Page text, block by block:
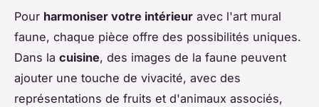
Pour harmoniser votre intérieur avec l'art mural
faune, chaque pièce offre des possibilités uniques.
Dans la cuisine, des images de la faune peuvent
ajouter une touche de vivacité, avec des
représentations de fruits et d'animaux associés,